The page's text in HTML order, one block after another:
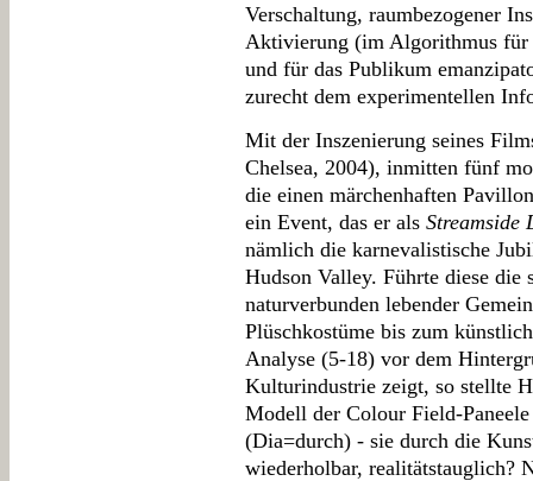
Verschaltung, raumbezogener
Aktivierung (im Algorithmus für
und für das Publikum
zurecht dem experimentellen
Mit der Inszenierung seines
Chelsea, 2004), inmitten fünf
die einen märchenhaften
ein Event, das er als Streamside
nämlich die karnevalistische
Hudson Valley. Führte diese die
naturverbunden lebender
Plüschkostüme bis zum
Analyse (5-18) vor dem
Kulturindustrie zeigt, so stellte
Modell der Colour Field-
(Dia=durch) - sie durch die
wiederholbar, realitätstauglich?